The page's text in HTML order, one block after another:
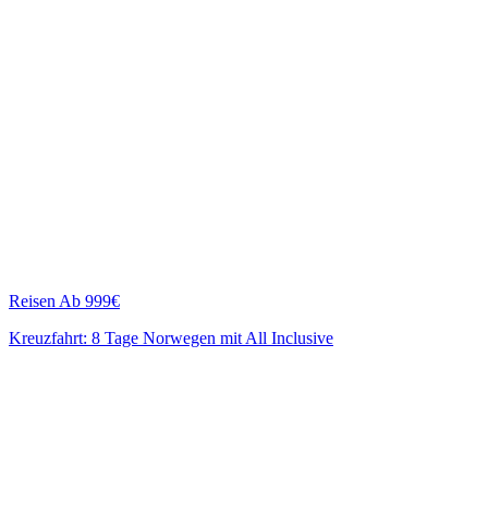
Reisen Ab 999€
Kreuzfahrt: 8 Tage Norwegen mit All Inclusive